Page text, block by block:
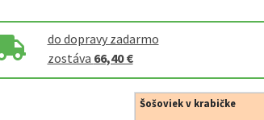
do dopravy zadarmo
zostáva 66,40 €
Šošoviek v krabičke